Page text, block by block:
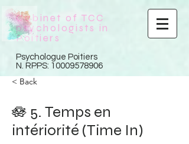
Cabinet of TCC
psychologists in
Poitiers
Psychologue Poitiers
N. RPPS: 10009578906
< Back
🪷 5. Temps en
intériorité (Time In)